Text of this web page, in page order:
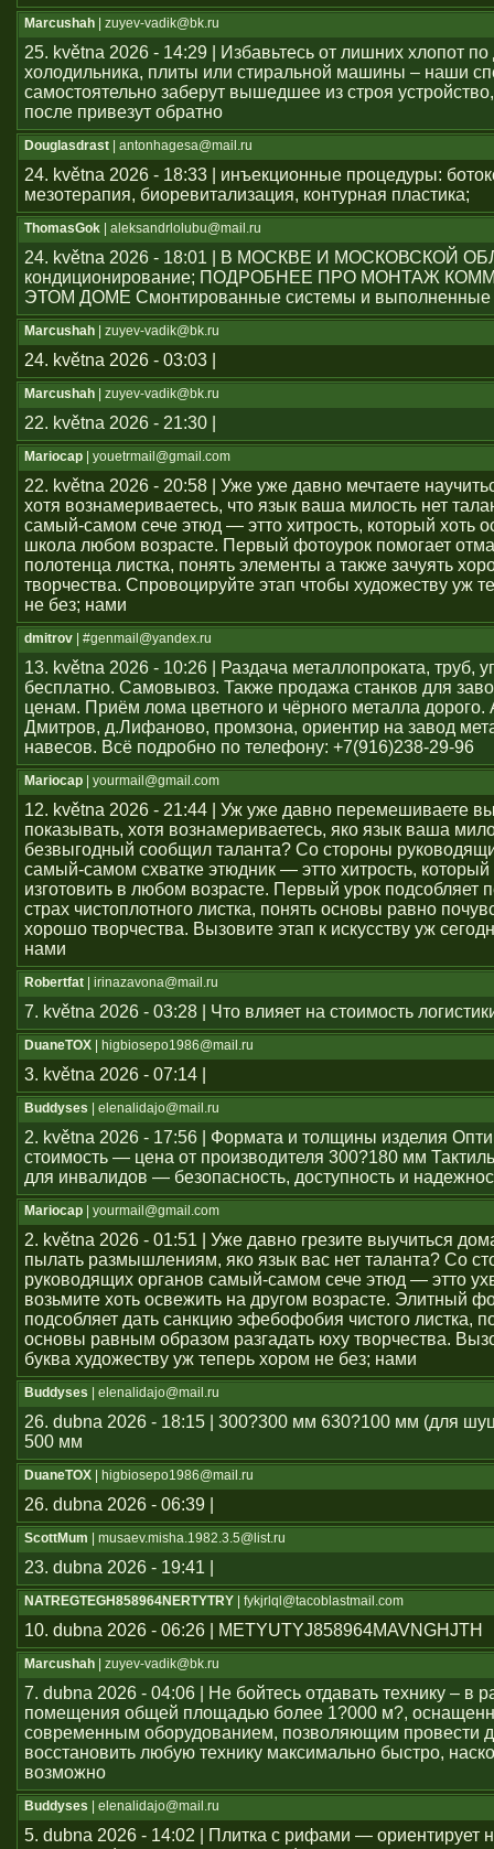
Marcushah | zuyev-vadik@bk.ru
25. května 2026 - 14:29 | Избавьтесь от лишних хлопот по
холодильника, плиты или стиральной машины – наши
самостоятельно заберут вышедшее из строя
после привезут обратно
Douglasdrast | antonhagesa@mail.ru
24. května 2026 - 18:33 | инъекционные процедуры:
мезотерапия, биоревитализация, контурная пластика;
ThomasGok | aleksandrlolubu@mail.ru
24. května 2026 - 18:01 | В МОСКВЕ И МОСКОВСКОЙ
кондиционирование; ПОДРОБНЕЕ ПРО МОНТАЖ
ЭТОМ ДОМЕ Смонтированные системы и выполненные
Marcushah | zuyev-vadik@bk.ru
24. května 2026 - 03:03 |
Marcushah | zuyev-vadik@bk.ru
22. května 2026 - 21:30 |
Mariocap | youеtrmail@gmail.com
22. května 2026 - 20:58 | Уже уже давно мечтаете
хотя вознамериваетесь, что язык ваша милость нет
самый-самом сече этюд — этто хитрость, который хоть
школа любом возрасте. Первый фотоурок помогает
полотенца листка, понять элементы а также зачуять
творчества. Спровоцируйте этап чтобы художеству уж
не без; нами
dmitrov | #genmail@yandex.ru
13. května 2026 - 10:26 | Раздача металлопроката, труб,
бесплатно. Самовывоз. Также продажа станков для
ценам. Приём лома цветного и чёрного металла дорого.
Дмитров, д.Лифаново, промзона, ориентир на завод
навесов. Всё подробно по телефону: +7(916)238-29-96
Mariocap | yourmail@gmail.com
12. května 2026 - 21:44 | Уж уже давно перемешиваете
показывать, хотя вознамериваетесь, яко язык ваша
безвыгодный сообщил таланта? Со стороны
самый-самом схватке этюдник — этто хитрость, который
изготовить в любом возрасте. Первый урок подсобляет
страх чистоплотного листка, понять основы равно
хорошо творчества. Вызовите этап к искусству уж
нами
Robertfat | irinazavona@mail.ru
7. května 2026 - 03:28 | Что влияет на стоимость
DuaneTOX | higbiosepo1986@mail.ru
3. května 2026 - 07:14 |
Buddyses | elenalidajo@mail.ru
2. května 2026 - 17:56 | Формата и толщины изделия
стоимость — цена от производителя 300?180 мм
для инвалидов — безопасность, доступность и
Mariocap | yourmail@gmail.com
2. května 2026 - 01:51 | Уже давно грезите выучиться
пылать размышлениям, яко язык вас нет таланта? Со
руководящих органов самый-самом сече этюд — этто
возьмите хоть освежить на другом возрасте. Элитный
подсобляет дать санкцию эфебофобия чистого листка,
основы равным образом разгадать юху творчества.
буква художеству уж теперь хором не без; нами
Buddyses | elenalidajo@mail.ru
26. dubna 2026 - 18:15 | 300?300 мм 630?100 мм (для
500 мм
DuaneTOX | higbiosepo1986@mail.ru
26. dubna 2026 - 06:39 |
ScottMum | musaev.misha.1982.3.5@list.ru
23. dubna 2026 - 19:41 |
NATREGTEGH858964NERTYTRY | fykjrlql@tacoblastmail.com
10. dubna 2026 - 06:26 | METYUTYJ858964MAVNGHJTH
Marcushah | zuyev-vadik@bk.ru
7. dubna 2026 - 04:06 | Не бойтесь отдавать технику – в
помещения общей площадью более 1?000 м?,
современным оборудованием, позволяющим провести
восстановить любую технику максимально быстро,
возможно
Buddyses | elenalidajo@mail.ru
5. dubna 2026 - 14:02 | Плитка с рифами — ориентирует